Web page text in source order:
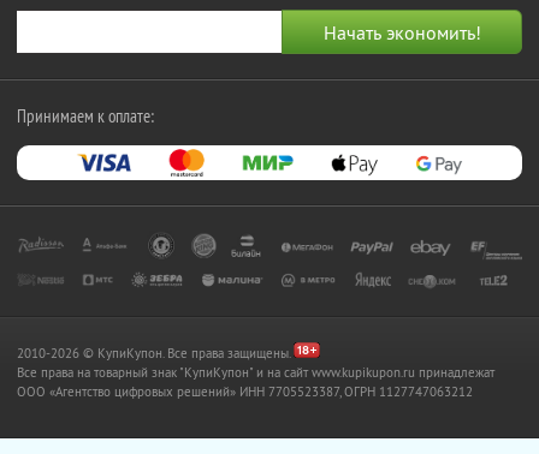
Принимаем к оплате:
2010-2026 © КупиКупон. Все права защищены.
Все права на товарный знак "КупиКупон" и на сайт www.kupikupon.ru принадлежат
OOO «Агентство цифровых решений» ИНН 7705523387, ОГРН 1127747063212